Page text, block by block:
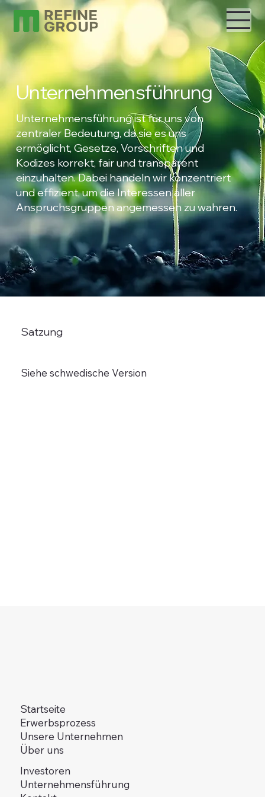
Unternehmensführung
Unternehmensführung ist für uns von
zentraler Bedeutung, da sie es uns
ermöglicht, Gesetze, Vorschriften und
Kodizes korrekt, fair und transparent
einzuhalten. Dabei handeln wir konzentriert
und effizient, um die Interessen aller
Anspruchsgruppen angemessen zu wahren.
Satzung
Siehe schwedische Version
Startseite
Erwerbsprozess
Unsere Unternehmen
Über uns
Investoren
Unternehmensführung